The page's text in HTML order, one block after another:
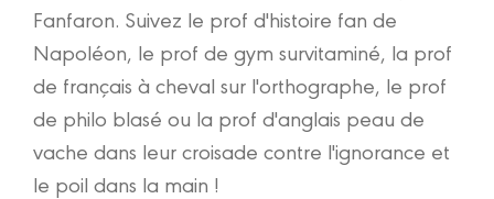
Fanfaron. Suivez le prof d'histoire fan de
Napoléon, le prof de gym survitaminé, la prof
de français à cheval sur l'orthographe, le prof
de philo blasé ou la prof d'anglais peau de
vache dans leur croisade contre l'ignorance et
le poil dans la main !